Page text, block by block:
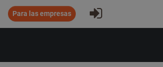
Para las empresas Iniciar sesión